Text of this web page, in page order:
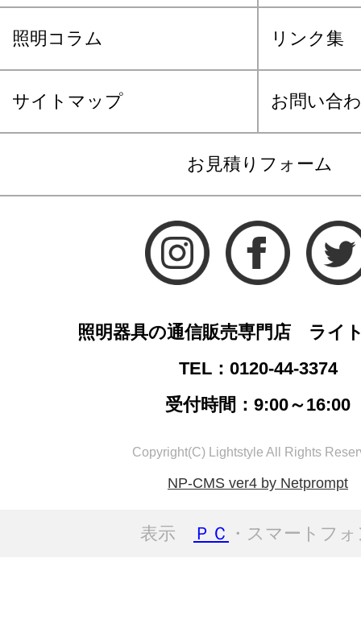
照明コラム リンク集
サイトマップ お問い合
お見積りフォーム
照明器具の通信販売専門店 ライ
TEL：0120-44-3374
受付時間：9:00～16:00
Copyright(C) Lightstyle All Rights
NP-CMS ver4 by Netprompt
表示 ＰＣ ・スマートフ